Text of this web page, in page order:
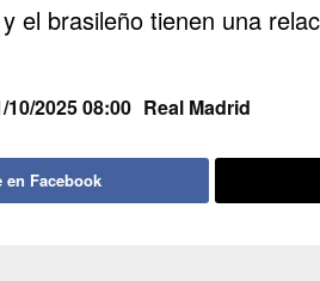
el brasileño tienen una
10/2025 08:00 Real Madrid
en Facebook